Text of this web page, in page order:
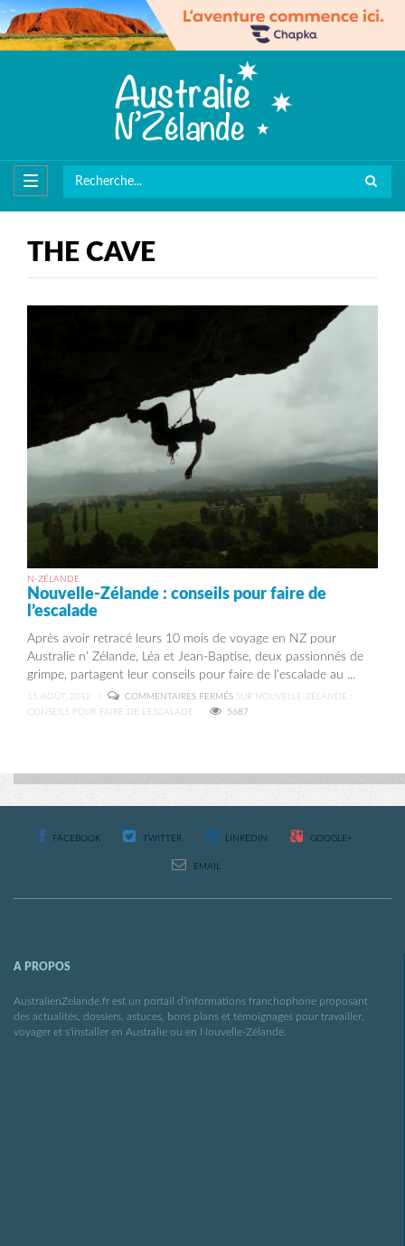
THE CAVE
N-ZÉLANDE
Nouvelle-Zélande : conseils pour faire de
l’escalade
Après avoir retracé leurs 10 mois de voyage en NZ pour
Australie n’ Zélande, Léa et Jean-Baptise, deux passionnés de
grimpe, partagent leur conseils pour faire de l’escalade au ...
15 AOÛT, 2012 COMMENTAIRES FERMÉS SUR NOUVELLE-ZÉLANDE :
CONSEILS POUR FAIRE DE L’ESCALADE
5687
FACEBOOK TWITTER LINKEDIN GOOGLE+
EMAIL
A PROPOS
AustralienZelande.fr est un portail d’informations franchophone proposant
des actualités, dossiers, astuces, bons plans et témoignages pour travailler,
voyager et s'installer en Australie ou en Nouvelle-Zélande.